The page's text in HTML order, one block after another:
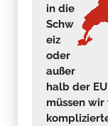
in die
Schw
eiz
oder
außer
halb der
müssen